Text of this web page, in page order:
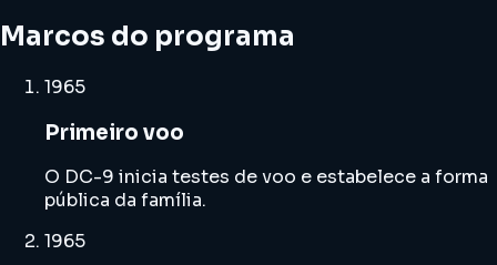
Marcos do programa
1965
Primeiro voo
O DC-9 inicia testes de voo e estabelece a forma
pública da família.
1965